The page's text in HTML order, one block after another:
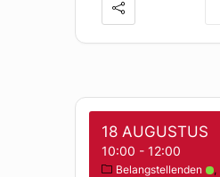
18 AUGUSTUS
10:00 - 12:00
Belangstellenden